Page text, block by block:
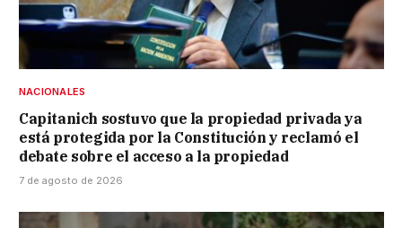
NACIONALES
Capitanich sostuvo que la propiedad privada ya
está protegida por la Constitución y reclamó el
debate sobre el acceso a la propiedad
7 de agosto de 2026